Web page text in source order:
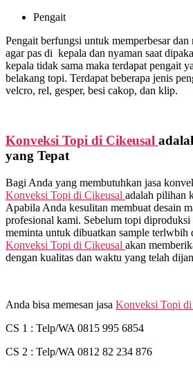
Pengait
Pengait berfungsi untuk memperbesar
agar pas di kepala dan nyaman saat
kepala tidak sama maka terdapat pengait
belakang topi. Terdapat beberapa jenis
velcro, rel, gesper, besi cakop, dan klip.
Konveksi Topi di Cikeusal
yang Tepat
Bagi Anda yang membutuhkan jasa
Konveksi Topi di Cikeusal adalah pilihan
Apabila Anda kesulitan membuat desain
profesional kami. Sebelum topi diproduksi
meminta untuk dibuatkan sample terlwbih
Konveksi Topi di Cikeusal akan
dengan kualitas dan waktu yang telah
Anda bisa memesan jasa Konveksi Topi di
CS 1 : Telp/WA 0815 995 6854
CS 2 : Telp/WA 0812 82 234 876